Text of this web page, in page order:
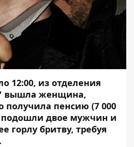
12:00, из отделения
вышла женщина,
получила пенсию (7 000
подошли двое мужчин и
горлу бритву, требуя